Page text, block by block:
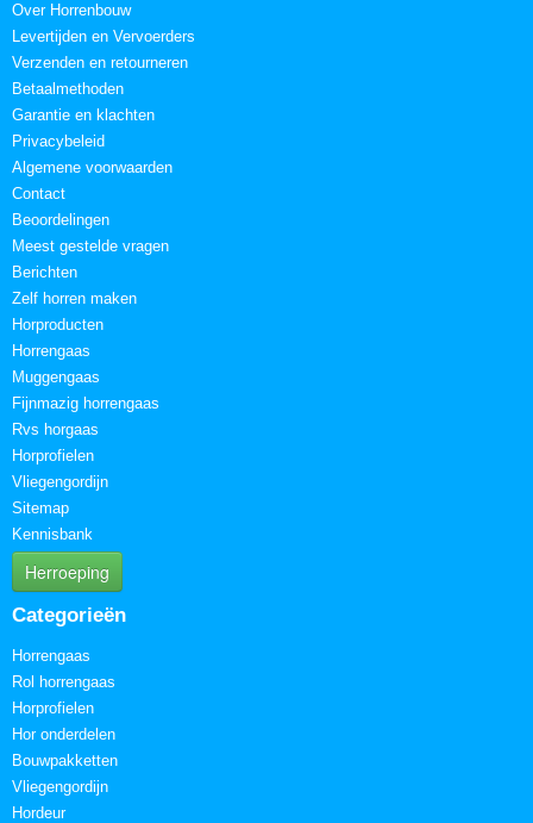
Over Horrenbouw
Levertijden en Vervoerders
Verzenden en retourneren
Betaalmethoden
Garantie en klachten
Privacybeleid
Algemene voorwaarden
Contact
Beoordelingen
Meest gestelde vragen
Berichten
Zelf horren maken
Horproducten
Horrengaas
Muggengaas
Fijnmazig horrengaas
Rvs horgaas
Horprofielen
Vliegengordijn
Sitemap
Kennisbank
Herroeping
Categorieën
Horrengaas
Rol horrengaas
Horprofielen
Hor onderdelen
Bouwpakketten
Vliegengordijn
Hordeur